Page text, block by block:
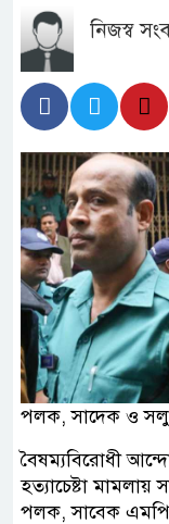
নিজস্ব
পলক, সাদেক ও সলু
বৈষম্যবিরোধী
হত্যাচেষ্টা
পলক, সাবেক এমপি